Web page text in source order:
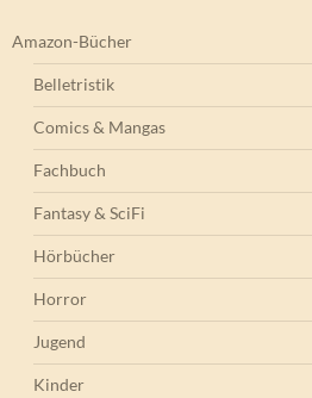
Amazon-Bücher
Belletristik
Comics & Mangas
Fachbuch
Fantasy & SciFi
Hörbücher
Horror
Jugend
Kinder